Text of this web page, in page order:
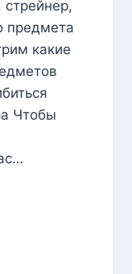
предмета
какие
Чтобы